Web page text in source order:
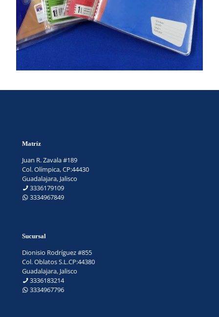
Matríz
Juan R. Zavala #189
Col. Olímpica, CP:44430
Guadalajara, Jalisco
3336179109
3334967849
Sucursal
Dionisio Rodríguez #855
Col. Oblatos S.L.CP:44380
Guadalajara, Jalisco
3336183214
3334967796